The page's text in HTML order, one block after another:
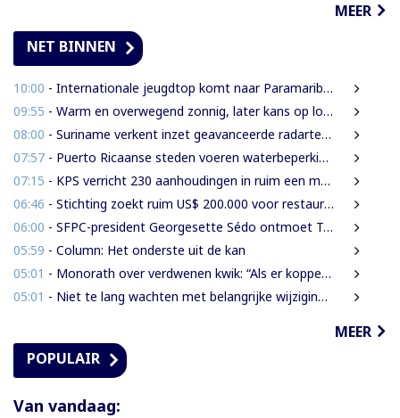
MEER
NET BINNEN
10:00 - Internationale jeugdtop komt naar Paramaribo voor BAITALI COTECC U14 Tennis Cup
09:55 - Warm en overwegend zonnig, later kans op lokale onweersbuien
08:00 - Suriname verkent inzet geavanceerde radartechnologie uit Brazilië tegen grenscriminaliteit
07:57 - Puerto Ricaanse steden voeren waterbeperkingen in tijdens recorddroogte
07:15 - KPS verricht 230 aanhoudingen in ruim een maand
06:46 - Stichting zoekt ruim US$ 200.000 voor restauratie woning Nola Hatterman
06:00 - SFPC-president Georgesette Sédo ontmoet Turkse president Erdoğan
05:59 - Column: Het onderste uit de kan
05:01 - Monorath over verdwenen kwik: “Als er koppen moeten rollen, dan moeten die rollen”
05:01 - Niet te lang wachten met belangrijke wijzigingen van de Grondwet
MEER
POPULAIR
Van vandaag: